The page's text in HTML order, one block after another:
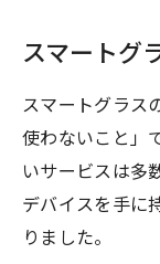
スマートグ
スマートグラス
使わないこと」
いサービスは多
デバイスを手に
りました。